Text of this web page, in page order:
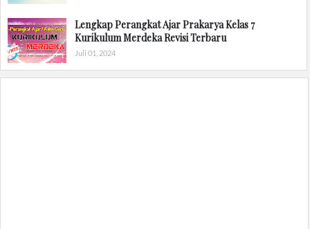
Lengkap Perangkat Ajar Prakarya Kelas 7
Kurikulum Merdeka Revisi Terbaru
Juli 01, 2024